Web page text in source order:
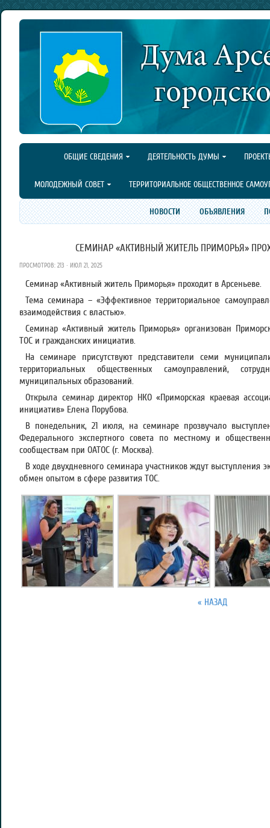
ОБЩИЕ СВЕДЕНИЯ ДЕЯТЕЛЬНОСТЬ ДУМЫ
МОЛОДЕЖНЫЙ СОВЕТ ТЕРРИТОРИАЛЬНОЕ ОБЩЕСТВЕННОЕ
НОВОСТИ ОБЪЯВЛЕНИЯ
СЕМИНАР «АКТИВНЫЙ ЖИТЕЛЬ ПРИМОРЬЯ»
ПРОСМОТРОВ: 213 · ИЮЛ 21, 2025
Семинар «Активный житель Приморья» проходит в Арсеньеве.
Тема семинара – «Эффективное территориальное
взаимодействия с властью».
Семинар «Активный житель Приморья» организован
ТОС и гражданских инициатив.
На семинаре присутствуют представители семи
территориальных общественных самоуправлений,
муниципальных образований.
Открыла семинар директор НКО «Приморская краевая
инициатив» Елена Порубова.
В понедельник, 21 июля, на семинаре прозвучало
Федерального экспертного совета по местному и
сообществам при ОАТОС (г. Москва).
В ходе двухдневного семинара участников ждут выступления
обмен опытом в сфере развития ТОС.
« НАЗАД